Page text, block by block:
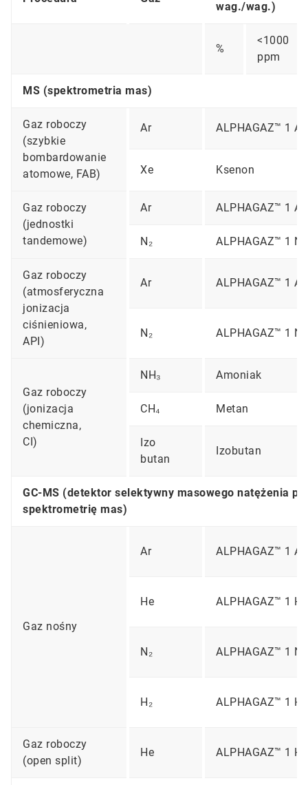
wag./wag.)
%
<1000
ppm
MS (spektrometria mas)
Gaz roboczy
(szybkie
bombardowanie
atomowe, FAB)
Ar ALPHAGAZ™ 1 Ar
Xe Ksenon
Gaz roboczy
(jednostki
tandemowe)
Ar ALPHAGAZ™ 1 Ar
N₂ ALPHAGAZ™ 1 N2
Gaz roboczy
(atmosferyczna
jonizacja
ciśnieniowa,
API)
Ar ALPHAGAZ™ 1 Ar
N₂ ALPHAGAZ™ 1 N2
Gaz roboczy
(jonizacja
chemiczna,
CI)
NH₃ Amoniak
CH₄ Metan
Izo
butan
Izobutan
GC-MS (detektor selektywny masowego natężenia
spektrometrię mas)
Gaz nośny
Ar ALPHAGAZ™ 1 Ar
He ALPHAGAZ™ 1 He
N₂ ALPHAGAZ™ 1 N2
H₂ ALPHAGAZ™ 1 H2
Gaz roboczy
(open split)
He ALPHAGAZ™ 1 He